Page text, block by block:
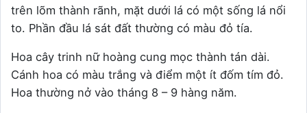
trên lõm thành rãnh, mặt dưới lá có một sống lá nổi
to. Phần đầu lá sát đất thường có màu đỏ tía.
Hoa cây trinh nữ hoàng cung mọc thành tán dài.
Cánh hoa có màu trắng và điểm một ít đốm tím đỏ.
Hoa thường nở vào tháng 8 – 9 hàng năm.